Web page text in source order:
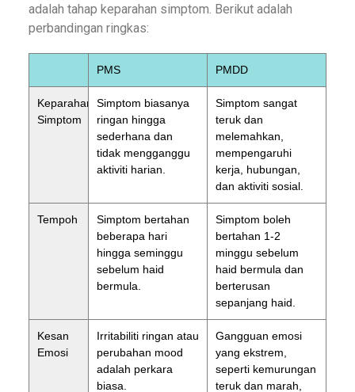
adalah tahap keparahan simptom. Berikut adalah
perbandingan ringkas:
PMS PMDD
Keparahan
Simptom
Simptom biasanya
ringan hingga
sederhana dan
tidak mengganggu
aktiviti harian.
Simptom sangat
teruk dan
melemahkan,
mempengaruhi
kerja, hubungan,
dan aktiviti sosial.
Tempoh
Simptom bertahan
beberapa hari
hingga seminggu
sebelum haid
bermula.
Simptom boleh
bertahan 1-2
minggu sebelum
haid bermula dan
berterusan
sepanjang haid.
Kesan
Emosi
Irritabiliti ringan atau
perubahan mood
adalah perkara
biasa.
Gangguan emosi
yang ekstrem,
seperti kemurungan
teruk dan marah,